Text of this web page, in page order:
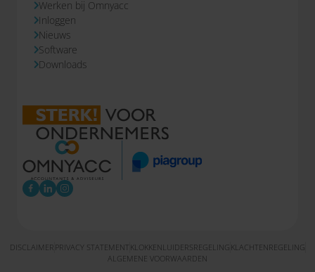
Werken bij Omnyacc
Inloggen
Nieuws
Software
Downloads
DISCLAIMER PRIVACY STATEMENT KLOKKENLUIDERSREGELING KLACHTENREGELING
ALGEMENE VOORWAARDEN